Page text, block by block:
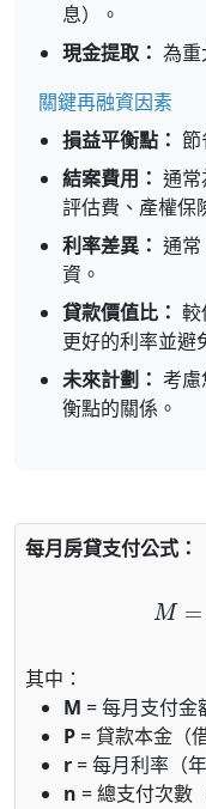
息）。
現金提取： 為重
關鍵再融資因素
損益平衡點： 節
結案費用： 通常
評估費、產權保
利率差異： 通常
資。
貸款價值比： 較
更好的利率並避
未來計劃： 考
衡點的關係。
每月房貸支付公式：
其中：
M = 每月支付金
P= 貸款本金（
r= 每月利率（
n = 總支付次數